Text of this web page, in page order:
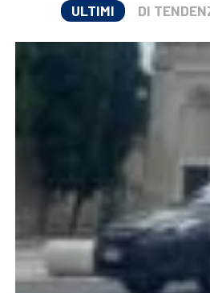
ULTIMI DI